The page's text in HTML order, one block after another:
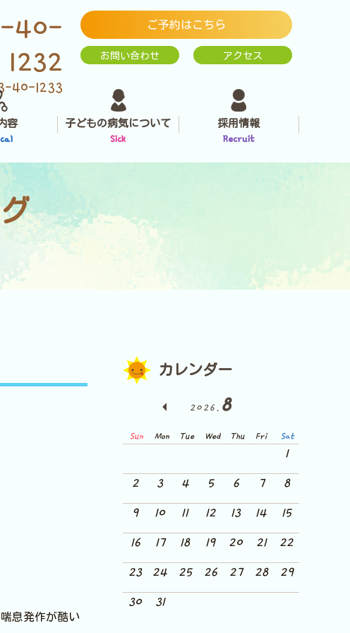
40-
1232
40-1233
ご予約はこちら
お問い合わせ アクセス
容 子どもの病気について
Sick
採用情報
Recruit
息発作が酷い
カレンダー
2026. 8
Sun Mon Tue Wed Thu Fri Sat
1
2
3 4 5 6 7
8
9
10 11 12 13 14
15
16
17 18 19 20 21
22
23
24 25 26 27 28
29
30
31